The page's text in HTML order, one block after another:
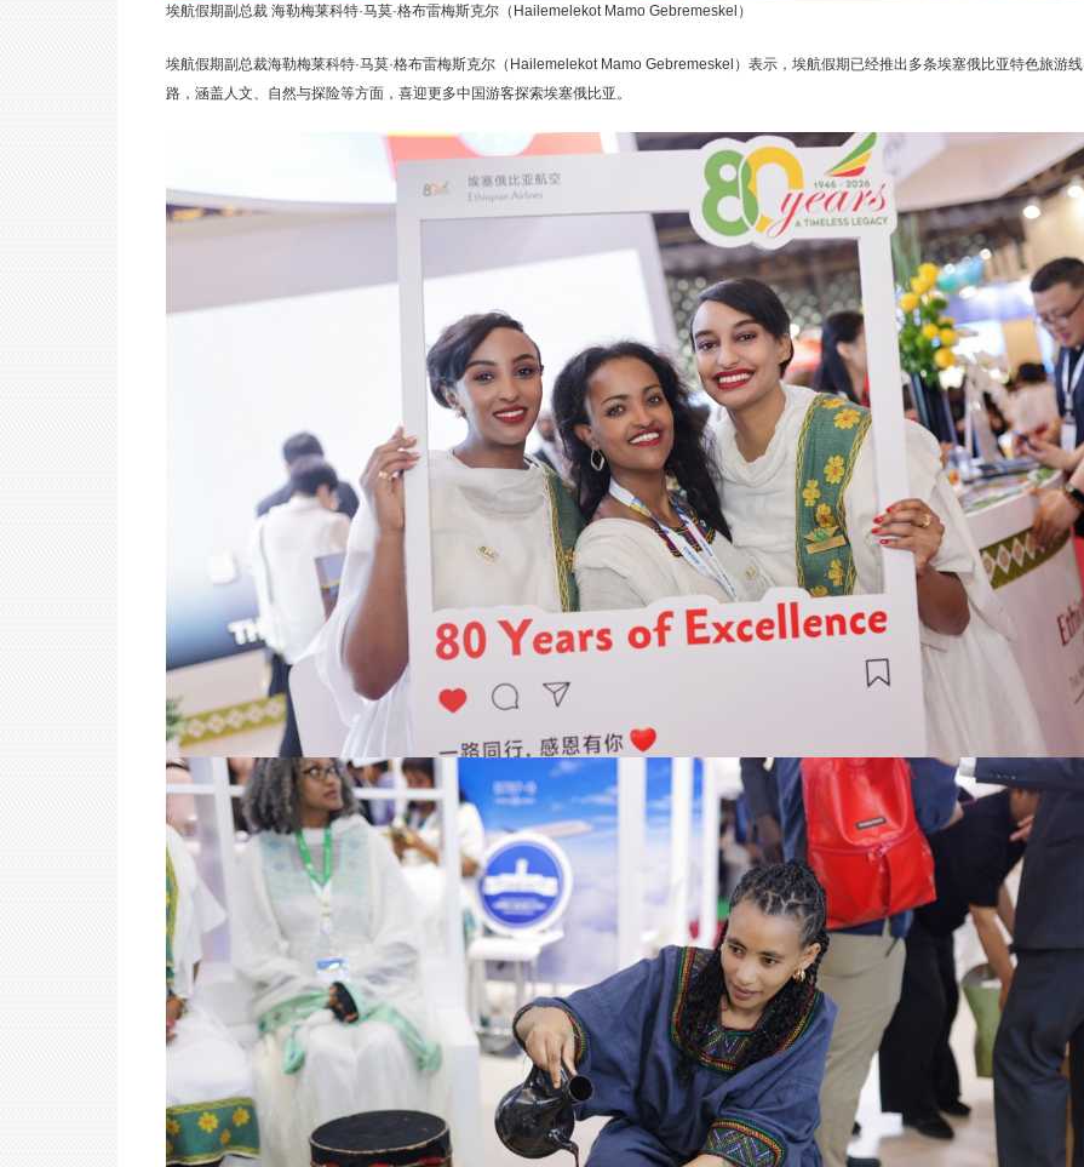
埃航假期副总裁 海勒梅莱科特·马莫·格布雷梅斯克尔（Hailemelekot Mamo Gebremeskel）
埃航假期副总裁海勒梅莱科特·马莫·格布雷梅斯克尔（Hailemelekot Mamo Gebremeskel）表示，埃航假期已经推出多条埃塞俄比亚特色旅游线
路，涵盖人文、自然与探险等方面，喜迎更多中国游客探索埃塞俄比亚。